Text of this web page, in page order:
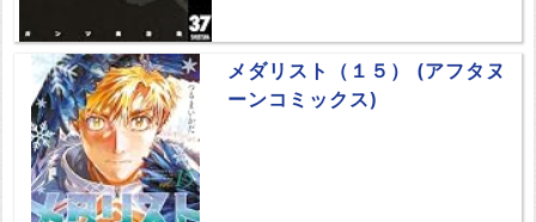
メダリスト（１５） (アフタヌ
ーンコミックス)